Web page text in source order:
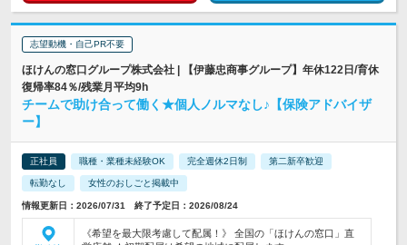
志望動機・自己PR不要
ほけんの窓口グループ株式会社 | 【伊藤忠商事グループ】年休122日/育休
復帰率84％/残業月平均9h
チームで助け合って働く★個人ノルマなし♪【保険アドバイザ
ー】
正社員 職種・業種未経験OK 完全週休2日制 第二新卒歓迎
転勤なし 女性のおしごと掲載中
情報更新日：2026/07/31 終了予定日：2026/08/24
《希望を最大限考慮して配属！》 全国の「ほけんの窓口」直